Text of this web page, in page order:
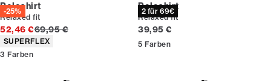
-25%
Poloshirt
Relaxed fit
52,46 €Ursprünglicher Preis
69,95 €
Produkteigenschaften
SUPERFLEX
3 Farben
2 für 69€
Poloshirt
Relaxed fit
Preis
39,95 €
5 Farben